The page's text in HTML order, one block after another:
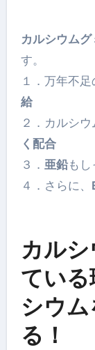
カルシウム
す。
１．万年不
給
２．カルシ
く配合
３． 亜鉛もし
４．さらに、
カル
てい
シウ
る！